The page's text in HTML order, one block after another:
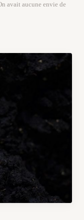
avait aucune envie de